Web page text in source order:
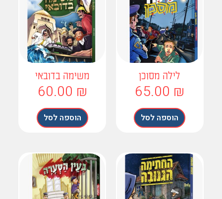
לילה מסוכן
65.00
הוספה לסל
משימה בדובאי
60.00
הוספה לסל